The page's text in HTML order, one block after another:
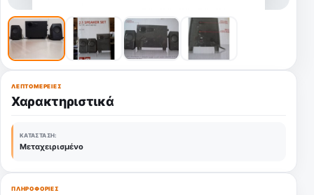
ΛΕΠΤΟΜΈΡΕΙΕΣ
Χαρακτηριστικά
ΚΑΤΆΣΤΑΣΗ:
Μεταχειρισμένο
ΠΛΗΡΟΦΟΡΊΕΣ